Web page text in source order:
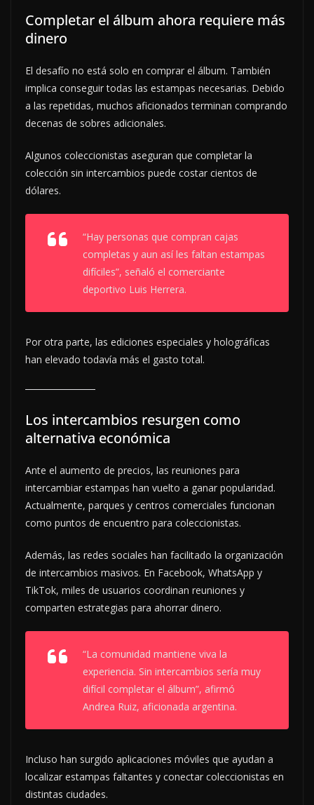
Completar el álbum ahora requiere más
dinero
El desafío no está solo en comprar el álbum. También
implica conseguir todas las estampas necesarias. Debido
a las repetidas, muchos aficionados terminan comprando
decenas de sobres adicionales.
Algunos coleccionistas aseguran que completar la
colección sin intercambios puede costar cientos de
dólares.
“Hay personas que compran cajas
completas y aun así les faltan estampas
difíciles”, señaló el comerciante
deportivo Luis Herrera.
Por otra parte, las ediciones especiales y holográficas
han elevado todavía más el gasto total.
Los intercambios resurgen como
alternativa económica
Ante el aumento de precios, las reuniones para
intercambiar estampas han vuelto a ganar popularidad.
Actualmente, parques y centros comerciales funcionan
como puntos de encuentro para coleccionistas.
Además, las redes sociales han facilitado la organización
de intercambios masivos. En Facebook, WhatsApp y
TikTok, miles de usuarios coordinan reuniones y
comparten estrategias para ahorrar dinero.
“La comunidad mantiene viva la
experiencia. Sin intercambios sería muy
difícil completar el álbum”, afirmó
Andrea Ruiz, aficionada argentina.
Incluso han surgido aplicaciones móviles que ayudan a
localizar estampas faltantes y conectar coleccionistas en
distintas ciudades.